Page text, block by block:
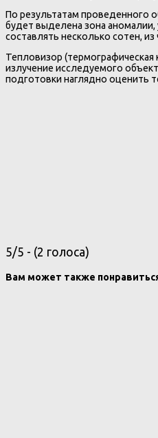
По результатам проведенного
будет выделена зона
составлять несколько сотен,
Тепловизор
излучение исследуемого
подготовки наглядно оценить
5/5 - (2 голоса)
Вам может также